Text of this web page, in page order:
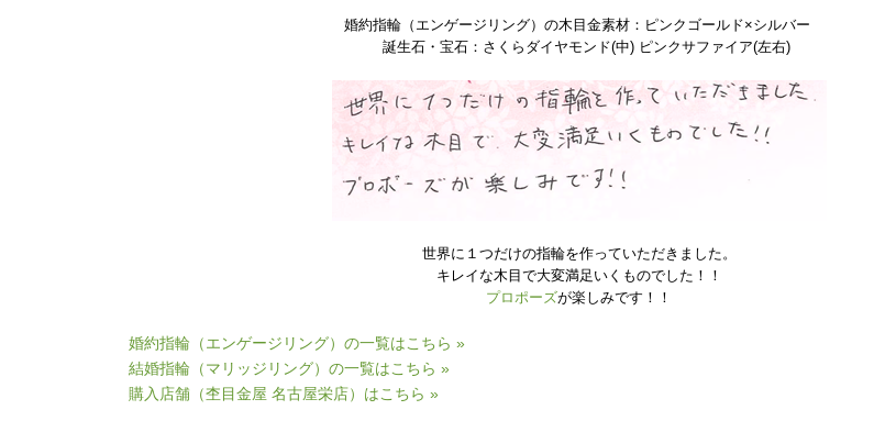
婚約指輪（エンゲージリング）の木目金素材：ピンクゴールド×シルバー
誕生石・宝石：さくらダイヤモンド(中) ピンクサファイア(左右)
世界に１つだけの指輪を作っていただきました。
キレイな木目で大変満足いくものでした！！
プロポーズが楽しみです！！
婚約指輪（エンゲージリング）の一覧はこちら »
結婚指輪（マリッジリング）の一覧はこちら »
購入店舗（杢目金屋 名古屋栄店）はこちら »